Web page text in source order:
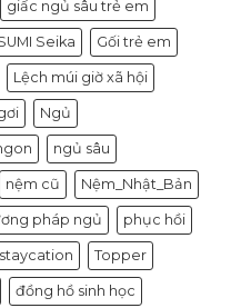
giấc ngủ sâu trẻ em
Seika Gối trẻ em
Lệch múi giờ xã hội
Ngủ
ngủ sâu
nệm cũ Nệm_Nhật_Bản
pháp ngủ phục hồi
staycation Topper
đồng hồ sinh học